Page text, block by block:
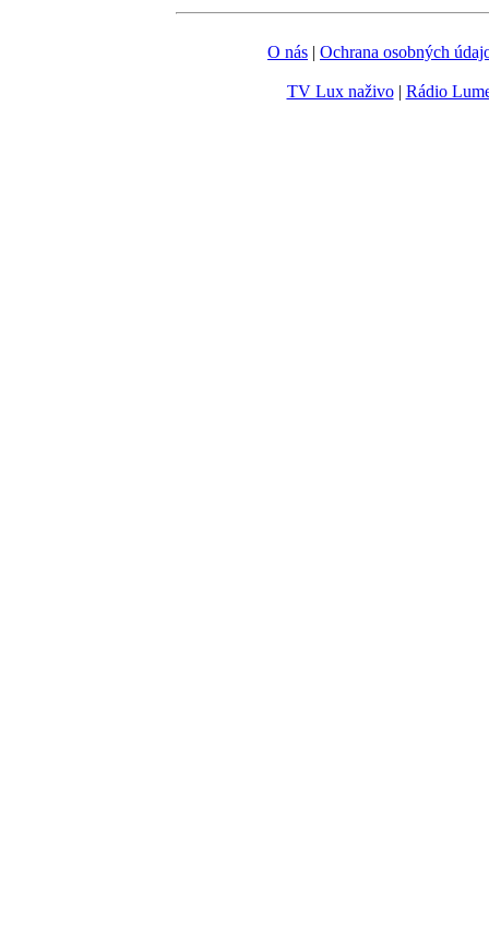
O nás | Ochrana osobných
TV Lux naživo| Rádio